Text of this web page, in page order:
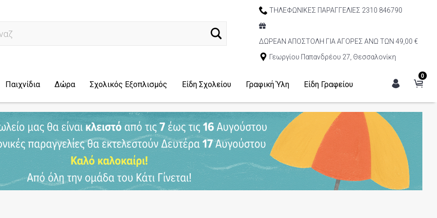
ΤΗΛΕΦΩΝΙΚΕΣ ΠΑΡΑΓΓΕΛΙΕΣ 2310 846790
ΔΩΡΕΑΝ ΑΠΟΣΤΟΛΗ ΓΙΑ ΑΓΟΡΕΣ ΑΝΩ ΤΩΝ 49,00 €
Γεωργίου Παπανδρέου 27, Θεσσαλονίκη
0
Παιχνίδια Δώρα Σχολικός Εξοπλισμός Είδη Σχολείου Γραφική Ύλη Είδη Γραφείου